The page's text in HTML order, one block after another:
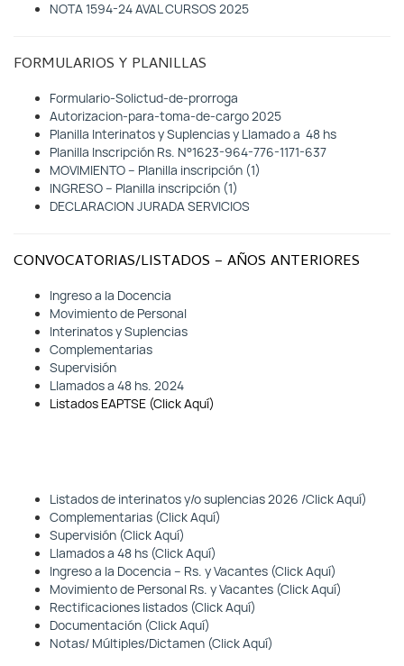
NOTA 1594-24 AVAL CURSOS 2025
FORMULARIOS Y PLANILLAS
Formulario-Solictud-de-prorroga
Autorizacion-para-toma-de-cargo 2025
Planilla Interinatos y Suplencias y Llamado a 48 hs
Planilla Inscripción Rs. N°1623-964-776-1171-637
MOVIMIENTO – Planilla inscripción (1)
INGRESO – Planilla inscripción (1)
DECLARACION JURADA SERVICIOS
CONVOCATORIAS/LISTADOS – AÑOS ANTERIORES
Ingreso a la Docencia
Movimiento de Personal
Interinatos y Suplencias
Complementarias
Supervisión
Llamados a 48 hs. 2024
Listados EAPTSE (Click Aquí)
Listados de interinatos y/o suplencias 2026 /Click Aquí)
Complementarias (Click Aquí)
Supervisión (Click Aquí)
Llamados a 48 hs (Click Aquí)
Ingreso a la Docencia – Rs. y Vacantes (Click Aquí)
Movimiento de Personal Rs. y Vacantes (Click Aquí)
Rectificaciones listados (Click Aquí)
Documentación (Click Aquí)
Notas/ Múltiples/Dictamen (Click Aquí)